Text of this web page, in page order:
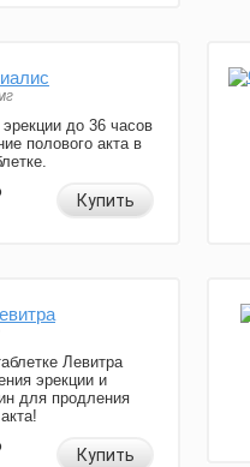
до 36 часов
полового акта в
Купить
Левитра
эрекции и
для продления
Купить